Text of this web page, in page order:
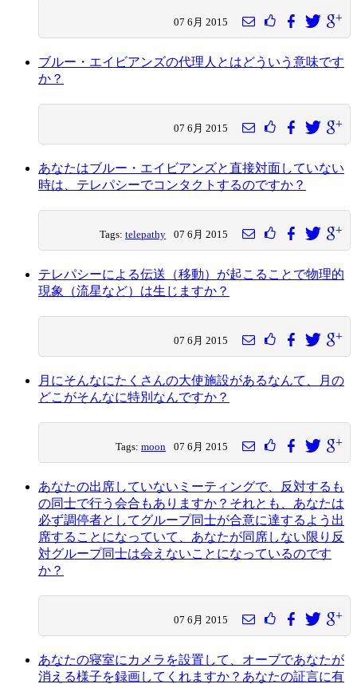
07 6月 2015
ブルー・エイビアンズの代理人とはどういう意味です
か？
07 6月 2015
あなたはブルー・エイビアンズと直接対面していない
時は、テレパシーでコンタクトするのですか？
Tags:telepathy 07 6月 2015
テレパシーによる伝送（移動）が起こることで物理的
現象（流星など）は生じますか？
07 6月 2015
月にそんなにたくさんの大使施設があるなんて、月の
どこがそんなに特別なんですか？
Tags:moon 07 6月 2015
あなたの出席していないミーティングで、反対するも
の同士で行う会合もありますか？それとも、あなたは
必ず調停者としてグループ同士が合意に達するよう出
席することになっていて、あなたが同席しない限り反
対グループ同士は会えないことになっているのです
か？
07 6月 2015
あなたの寝室にカメラを設置して、オーブであなたが
消える様子を録画してくれますか？あなたの証言に有